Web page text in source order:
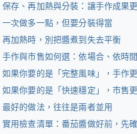
保存、再加熱與分裝：讓手作成果
一次做多一點，但要分裝得當
再加熱時，別把醬煮到失去平衡
手作與市售如何選：依場合、依時
如果你要的是「完整風味」，手作
如果你要的是「快速穩定」，市售
最好的做法，往往是兩者並用
實用檢查清單：番茄醬做好前，先